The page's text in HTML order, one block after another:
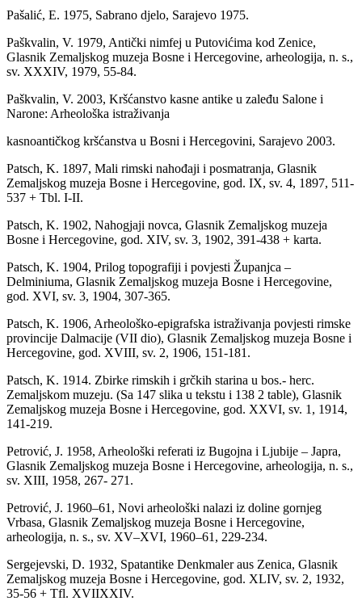
Pašalić, E. 1975, Sabrano djelo, Sarajevo 1975.
Paškvalin, V. 1979, Antički nimfej u Putovićima kod Zenice,
Glasnik Zemaljskog muzeja Bosne i Hercegovine, arheologija, n. s.,
sv. XXXIV, 1979, 55-84.
Paškvalin, V. 2003, Kršćanstvo kasne antike u zaleđu Salone i
Narone: Arheološka istraživanja
kasnoantičkog kršćanstva u Bosni i Hercegovini, Sarajevo 2003.
Patsch, K. 1897, Mali rimski nahođaji i posmatranja, Glasnik
Zemaljskog muzeja Bosne i Hercegovine, god. IX, sv. 4, 1897, 511-
537 + Tbl. I-II.
Patsch, K. 1902, Nahogjaji novca, Glasnik Zemaljskog muzeja
Bosne i Hercegovine, god. XIV, sv. 3, 1902, 391-438 + karta.
Patsch, K. 1904, Prilog topografiji i povjesti Županjca –
Delminiuma, Glasnik Zemaljskog muzeja Bosne i Hercegovine,
god. XVI, sv. 3, 1904, 307-365.
Patsch, K. 1906, Arheološko-epigrafska istraživanja povjesti rimske
provincije Dalmacije (VII dio), Glasnik Zemaljskog muzeja Bosne i
Hercegovine, god. XVIII, sv. 2, 1906, 151-181.
Patsch, K. 1914. Zbirke rimskih i grčkih starina u bos.- herc.
Zemaljskom muzeju. (Sa 147 slika u tekstu i 138 2 table), Glasnik
Zemaljskog muzeja Bosne i Hercegovine, god. XXVI, sv. 1, 1914,
141-219.
Petrović, J. 1958, Arheološki referati iz Bugojna i Ljubije – Japra,
Glasnik Zemaljskog muzeja Bosne i Hercegovine, arheologija, n. s.,
sv. XIII, 1958, 267- 271.
Petrović, J. 1960–61, Novi arheološki nalazi iz doline gornjeg
Vrbasa, Glasnik Zemaljskog muzeja Bosne i Hercegovine,
arheologija, n. s., sv. XV–XVI, 1960–61, 229-234.
Sergejevski, D. 1932, Spatantike Denkmaler aus Zenica, Glasnik
Zemaljskog muzeja Bosne i Hercegovine, god. XLIV, sv. 2, 1932,
35-56 + Tfl. XVIIXXIV.